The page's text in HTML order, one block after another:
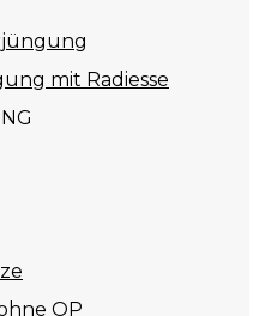
mit Radiesse
OP